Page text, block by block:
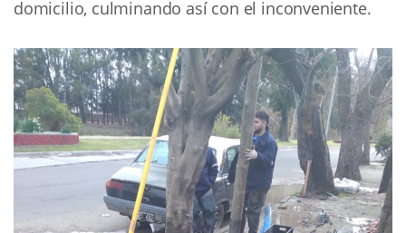
domicilio, culminando así con el inconveniente.